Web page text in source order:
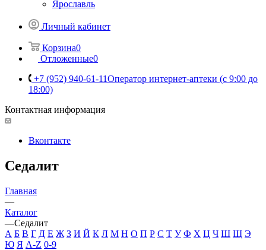
Ярославль
Личный кабинет
Корзина0
Отложенные0
+7 (952) 940-61-11Оператор интернет-аптеки (с 9:00 до
18:00)
Контактная информация
Вконтакте
Седалит
Главная
—
Каталог
—Седалит
А Б В Г Д Е Ж З И Й К Л М Н О П Р С Т У Ф Х Ц Ч Ш Щ Э
Ю Я A-Z 0-9